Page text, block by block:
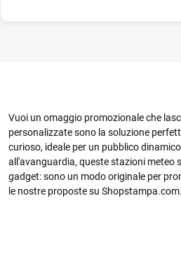
Vuoi un omaggio promozionale che
personalizzate sono la soluzione
curioso, ideale per un pubblico
all'avanguardia, queste stazioni meteo
gadget: sono un modo originale per
le nostre proposte su Shopstampa.com.